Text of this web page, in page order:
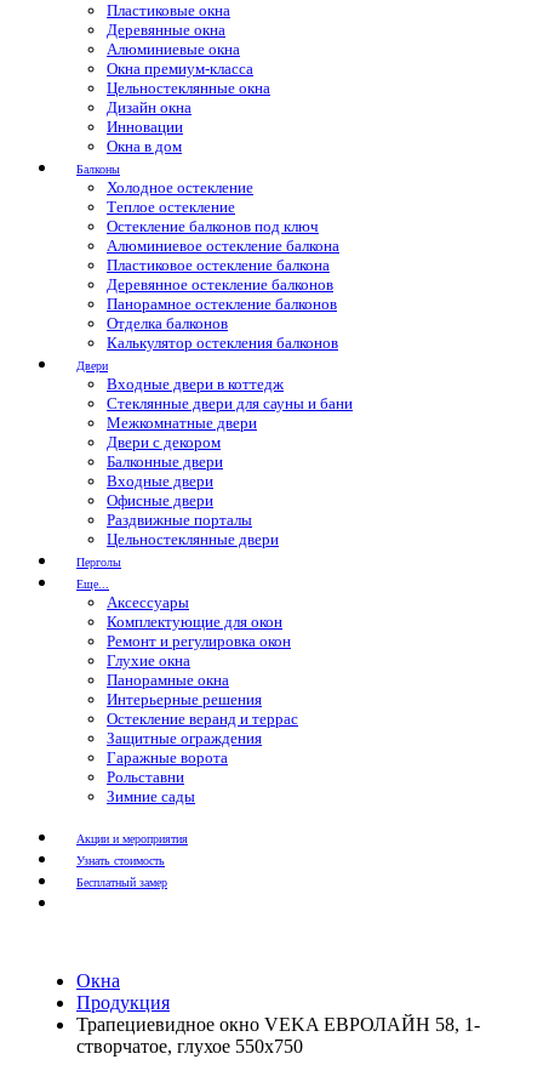
Пластиковые окна
Деревянные окна
Алюминиевые окна
Окна премиум-класса
Цельностеклянные окна
Дизайн окна
Инновации
Окна в дом
Балконы
Холодное остекление
Теплое остекление
Остекление балконов под ключ
Алюминиевое остекление балкона
Пластиковое остекление балкона
Деревянное остекление балконов
Панорамное остекление балконов
Отделка балконов
Калькулятор остекления балконов
Двери
Входные двери в коттедж
Стеклянные двери для сауны и бани
Межкомнатные двери
Двери с декором
Балконные двери
Входные двери
Офисные двери
Раздвижные порталы
Цельностеклянные двери
Перголы
Еще...
Аксессуары
Комплектующие для окон
Ремонт и регулировка окон
Глухие окна
Панорамные окна
Интерьерные решения
Остекление веранд и террас
Защитные ограждения
Гаражные ворота
Рольставни
Зимние сады
Акции и мероприятия
Узнать стоимость
Бесплатный замер
Окна
Продукция
Трапециевидное окно VEKA ЕВРОЛАЙН 58, 1-
створчатое, глухое 550x750